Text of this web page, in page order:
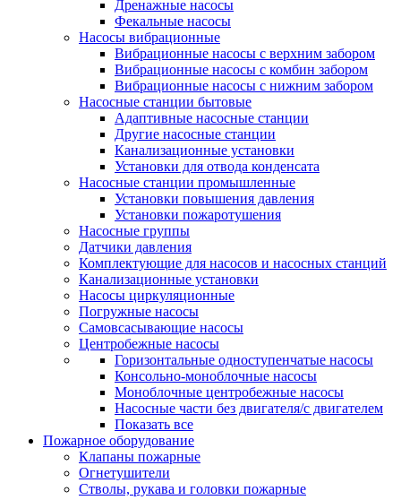
Дренажные насосы
Фекальные насосы
Насосы вибрационные
Вибрационные насосы с верхним забором
Вибрационные насосы с комбин забором
Вибрационные насосы с нижним забором
Насосные станции бытовые
Адаптивные насосные станции
Другие насосные станции
Канализационные установки
Установки для отвода конденсата
Насосные станции промышленные
Установки повышения давления
Установки пожаротушения
Насосные группы
Датчики давления
Комплектующие для насосов и насосных станций
Канализационные установки
Насосы циркуляционные
Погружные насосы
Самовсасывающие насосы
Центробежные насосы
Горизонтальные одноступенчатые насосы
Консольно-моноблочные насосы
Моноблочные центробежные насосы
Насосные части без двигателя/с двигателем
Показать все
Пожарное оборудование
Клапаны пожарные
Огнетушители
Стволы, рукава и головки пожарные